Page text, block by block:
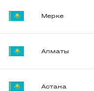
Мерке
Алматы
Астана